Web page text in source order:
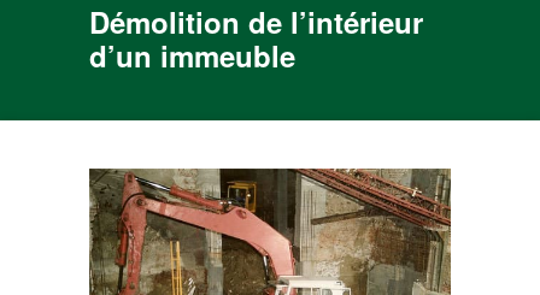
Démolition de l’intérieur
d’un immeuble